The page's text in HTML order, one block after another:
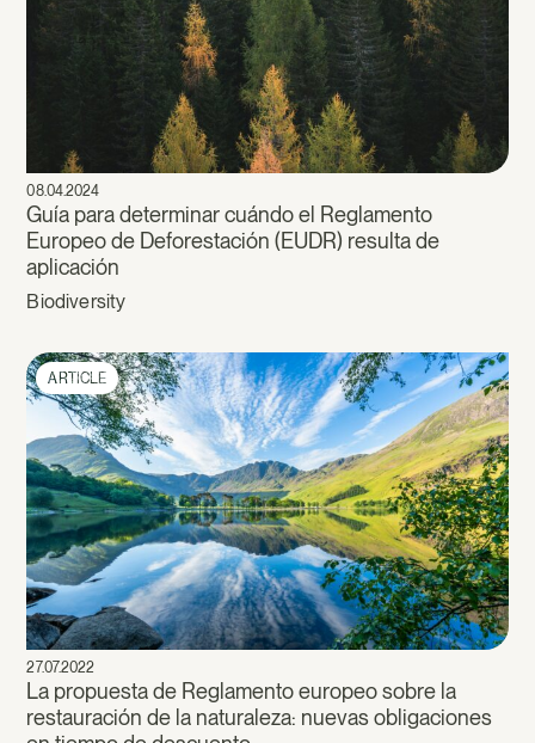
08.04.2024
Guía para determinar cuándo el Reglamento
Europeo de Deforestación (EUDR) resulta de
aplicación
Biodiversity
ARTICLE
27.07.2022
La propuesta de Reglamento europeo sobre la
restauración de la naturaleza: nuevas obligaciones